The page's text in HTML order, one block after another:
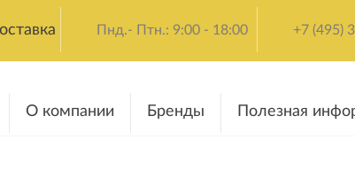
Пнд.- Птн.: 9:00 - 18:00 +7 (495)
О компании Бренды Полезная